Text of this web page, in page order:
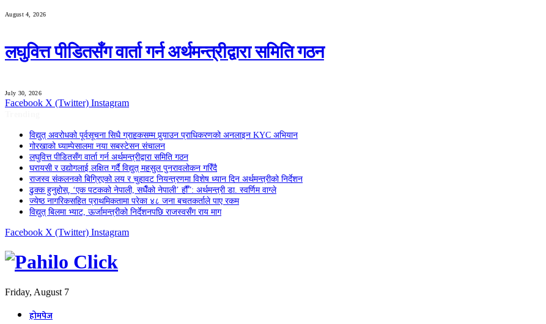
August 4, 2026
लघुवित्त पीडितसँग वार्ता गर्न अर्थमन्त्रीद्वारा समिति गठन
July 30, 2026
Facebook X (Twitter) Instagram
विद्युत् अवरोधको पूर्वसूचना सिधै ग्राहकसम्म पुर्‍याउन प्राधिकरणको अनलाइन KYC अभियान
गोरखाको घ्याम्पेसालमा नया सबस्टेसन संचालन
लघुवित्त पीडितसँग वार्ता गर्न अर्थमन्त्रीद्वारा समिति गठन
घरायसी र उद्योगलाई लक्षित गर्दै विद्युत् महसुल पुनरावलोकन गरिँदै
राजस्व संकलनको बिग्रिएको लय र चुहावट नियन्त्रणमा विशेष ध्यान दिन अर्थमन्त्रीको निर्देशन
ढुक्क हुनुहोस्, ‘एक पटकको नेपाली, सधैँको नेपाली’ हौँ”: अर्थमन्त्री डा. स्वर्णिम वाग्ले
ज्येष्ठ नागरिकसहित प्राथमिकतामा परेका ४८ जना बचतकर्ताले पाए रकम
विद्युत् बिलमा भ्याट, ऊर्जामन्त्रीको निर्देशनपछि राजस्वसँग राय माग
Facebook X (Twitter) Instagram
Friday, August 7
होमपेज